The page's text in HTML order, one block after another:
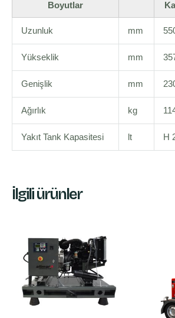
Boyutlar
Uzunluk mm
Yükseklik mm
Genişlik mm
Ağırlık kg
Yakıt Tank Kapasitesi lt H
İlgili ürünler